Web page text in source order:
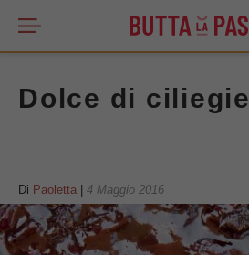
Dolce di ciliegie
Di Paoletta 4 Maggio 2016